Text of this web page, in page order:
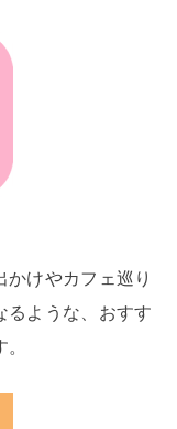
けやカフェ巡り
るような、おすす